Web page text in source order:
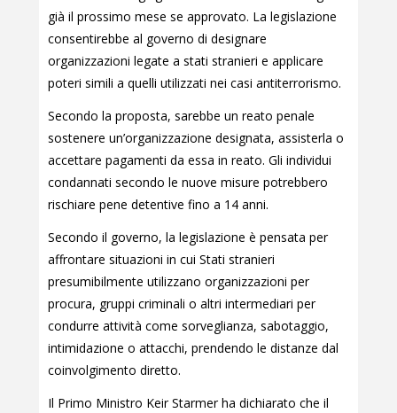
già il prossimo mese se approvato. La legislazione
consentirebbe al governo di designare
organizzazioni legate a stati stranieri e applicare
poteri simili a quelli utilizzati nei casi antiterrorismo.
Secondo la proposta, sarebbe un reato penale
sostenere un’organizzazione designata, assisterla o
accettare pagamenti da essa in reato. Gli individui
condannati secondo le nuove misure potrebbero
rischiare pene detentive fino a 14 anni.
Secondo il governo, la legislazione è pensata per
affrontare situazioni in cui Stati stranieri
presumibilmente utilizzano organizzazioni per
procura, gruppi criminali o altri intermediari per
condurre attività come sorveglianza, sabotaggio,
intimidazione o attacchi, prendendo le distanze dal
coinvolgimento diretto.
Il Primo Ministro Keir Starmer ha dichiarato che il